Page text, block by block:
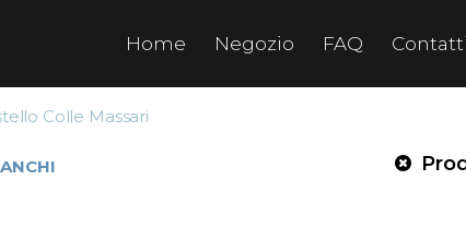
Home Negozio FAQ Contatti
Colle Massari